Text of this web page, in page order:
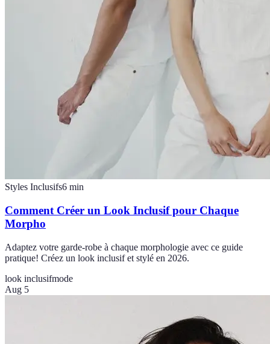
Styles Inclusifs6 min
Comment Créer un Look Inclusif pour Chaque
Morpho
Adaptez votre garde-robe à chaque morphologie avec ce guide
pratique! Créez un look inclusif et stylé en 2026.
look inclusifmode
Aug 5